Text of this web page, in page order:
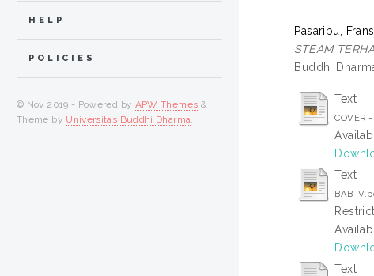
Pasaribu,
STEAM
Buddhi
Text
COVER
Text
BAB
Text
HELP
POLICIES
© Nov 2019 - Powered by APW Themes &
Theme by Universitas Buddhi Dharma